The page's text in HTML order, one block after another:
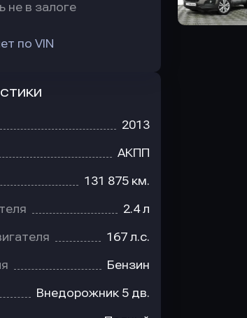
не в залоге
по VIN
2013
АКПП
131 875 км.
2.4 л
167 л.с.
Бензин
Внедорожник 5 дв.